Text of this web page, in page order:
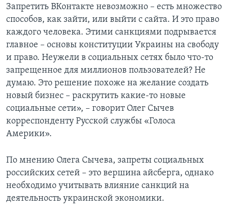
Запретить ВКонтакте невозможно – есть множество
способов, как зайти, или выйти с сайта. И это право
каждого человека. Этими санкциями подрывается
главное – основы конституции Украины на свободу
и право. Неужели в социальных сетях было что-то
запрещенное для миллионов пользователей? Не
думаю. Это решение похоже на желание создать
новый бизнес – раскрутить какие-то новые
социальные сети», – говорит Олег Сычев
корреспонденту Русской службы «Голоса
Америки».
По мнению Олега Сычева, запреты социальных
российских сетей – это вершина айсберга, однако
необходимо учитывать влияние санкций на
деятельность украинской экономики.